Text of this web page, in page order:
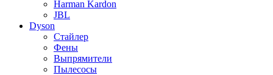
Harman Kardon
JBL
Dyson
Стайлер
Фены
Выпрямители
Пылесосы